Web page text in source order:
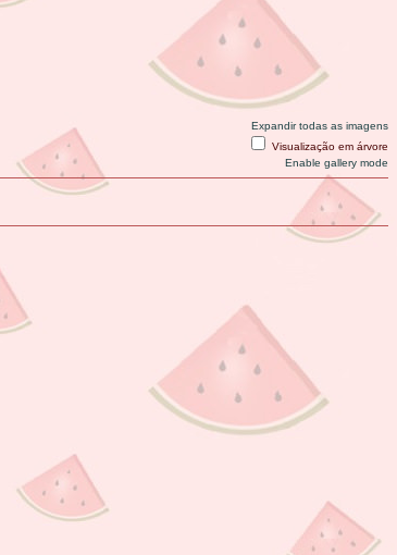
Expandir todas as imagens
Visualização em árvore
Enable gallery mode